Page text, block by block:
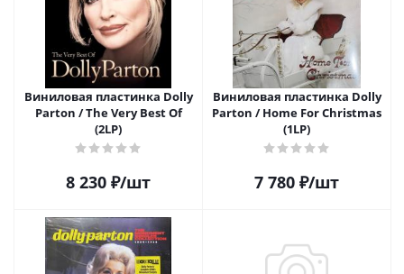
Виниловая пластинка Dolly
Parton / The Very Best Of
(2LP)
8 230 ₽/шт
Виниловая пластинка Dolly
Parton / Home For Christmas
(1LP)
7 780 ₽/шт